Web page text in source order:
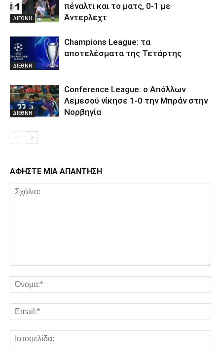
ΔΙΕΘΝΗ
πέναλτι και το ματς, 0-1 με
Άντερλεχτ
ΔΙΕΘΝΗ
Champions League: τα
αποτελέσματα της Τετάρτης
ΔΙΕΘΝΗ
Conference League: ο Απόλλων
Λεμεσού νίκησε 1-0 την Μπράν στην
Νορβηγία
ΑΦΗΣΤΕ ΜΙΑ ΑΠΑΝΤΗΣΗ